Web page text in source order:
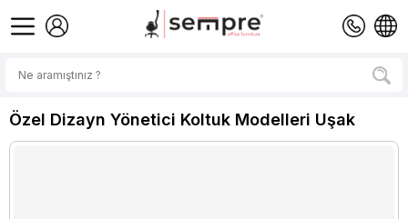
Özel Dizayn Yönetici Koltuk Modelleri Uşak